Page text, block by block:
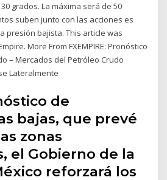
grados. La máxima será de 50
suben junto con las acciones es
presión bajista. This article was
More From FXEMPIRE: Pronóstico
– Mercados del Petróleo Crudo
Lateralmente
de
bajas, que prevé
zonas
el Gobierno de la
reforzará los